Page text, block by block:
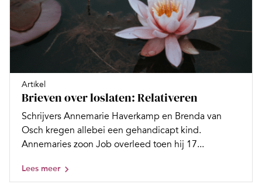
Artikel
Brieven over loslaten: Relativeren
Schrijvers Annemarie Haverkamp en Brenda van
Osch kregen allebei een gehandicapt kind.
Annemaries zoon Job overleed toen hij 17...
Lees meer